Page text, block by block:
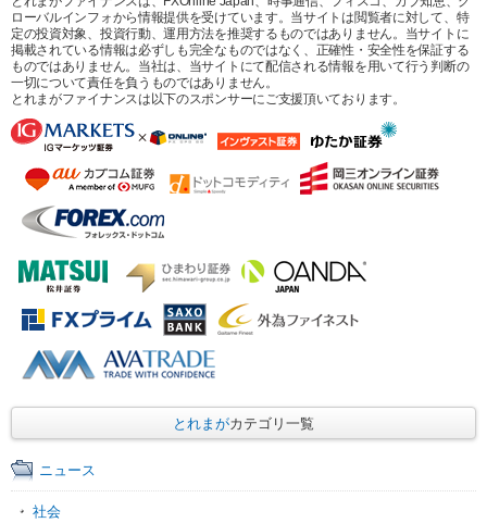
ローバルインフォから情報提供を受けています。当サイトは閲覧者に対して、特
定の投資対象、投資行動、運用方法を推奨するものではありません。当サイトに
掲載されている情報は必ずしも完全なものではなく、正確性・安全性を保証する
ものではありません。当社は、当サイトにて配信される情報を用いて行う判断の
一切について責任を負うものではありません。
とれまがファイナンスは以下のスポンサーにご支援頂いております。
とれまがカテゴリ一覧
ニュース
社会